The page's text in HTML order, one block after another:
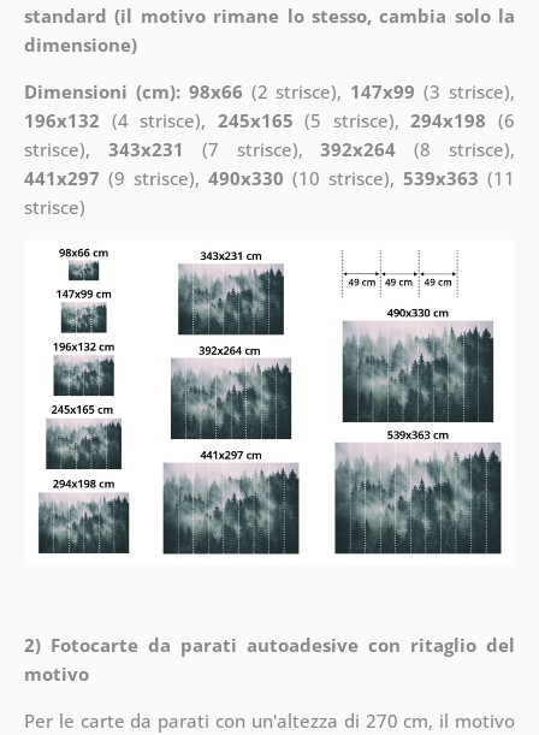
standard (il motivo rimane lo stesso, cambia solo la
dimensione)
Dimensioni (cm): 98x66 (2 strisce), 147x99 (3 strisce),
196x132 (4 strisce), 245x165 (5 strisce),294x198 (6
strisce), 343x231 (7 strisce),392x264 (8 strisce),
441x297 (9 strisce), 490x330 (10 strisce),539x363 (11
strisce)
2) Fotocarte da parati autoadesive con ritaglio del
motivo
Per le carte da parati con un'altezza di 270 cm, il motivo